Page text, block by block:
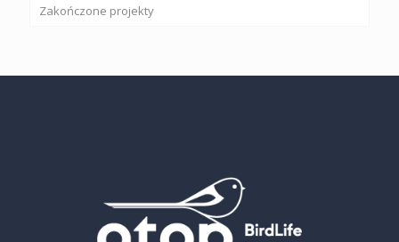
Zakończone projekty